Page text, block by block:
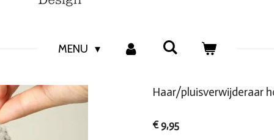
MENU
Haar/pluisverwijderaar
€ 9,95